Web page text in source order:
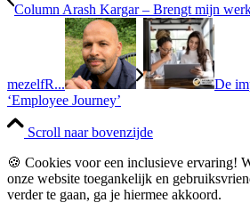
Column Arash Kargar – Brengt mijn
mezelfR...
De
‘Employee Journey’
Scroll naar bovenzijde
🍪 Cookies voor een inclusieve ervaring!
onze website toegankelijk en
verder te gaan, ga je hiermee akkoord.